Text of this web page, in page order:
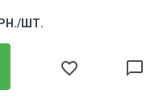
ШТ.
favorite_border chat_bubble_outline